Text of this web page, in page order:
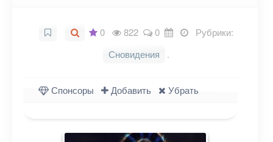
0 822 0
Рубрики:
Сновидения
.
Спонсоры Добавить Убрать